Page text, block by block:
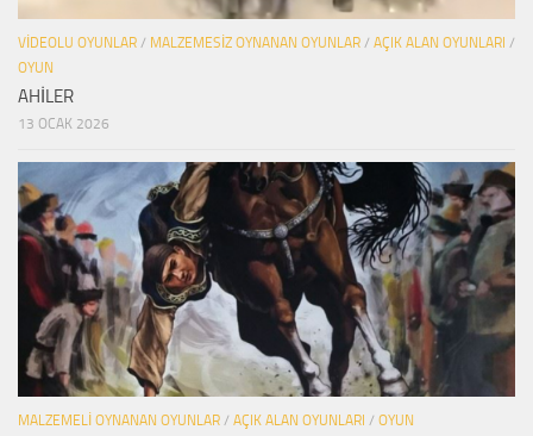
VIDEOLU OYUNLAR / MALZEMESIZ OYNANAN OYUNLAR / AÇIK ALAN OYUNLARI /
OYUN
AHİLER
13 OCAK 2026
MALZEMELI OYNANAN OYUNLAR / AÇIK ALAN OYUNLARI / OYUN